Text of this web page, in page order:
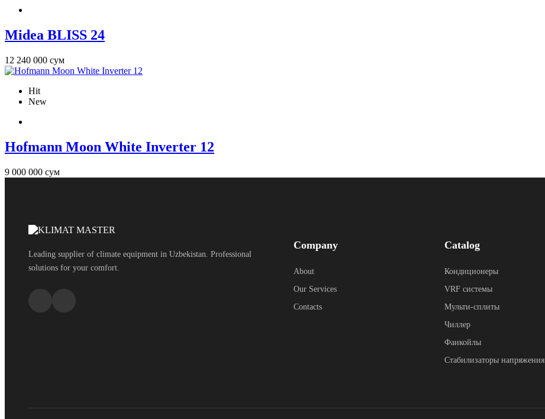
Midea BLISS 24
12 240 000 сум
Hit
New
Hofmann Moon White Inverter 12
9 000 000 сум
Leading supplier of climate equipment in Uzbekistan. Professional
solutions for your comfort.
Company
About
Our Services
Contacts
Catalog
Кондиционеры
VRF системы
Мульти-сплиты
Чиллер
Фанкойлы
Стабилизаторы напряжения